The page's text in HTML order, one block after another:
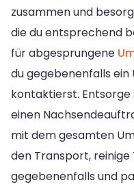
zusammen und
die du entsprechend
für abgesprungene
du gegebenenfalls
kontaktierst.
einen
mit dem gesamten
den Transport,
gegebenenfalls und